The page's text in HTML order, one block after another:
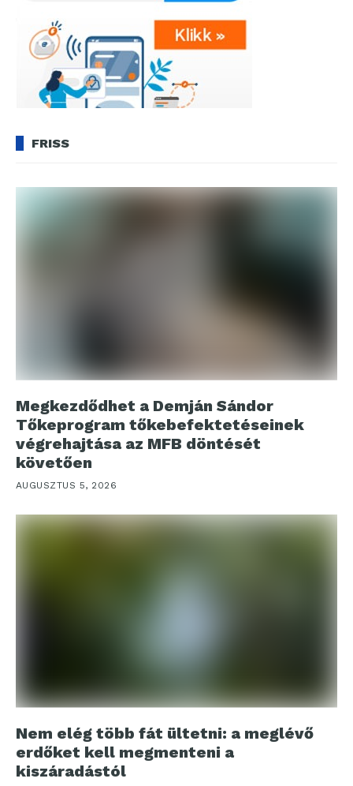
FRISS
Megkezdődhet a Demján Sándor
Tőkeprogram tőkebefektetéseinek
végrehajtása az MFB döntését
követően
AUGUSZTUS 5, 2026
Nem elég több fát ültetni: a meglévő
erdőket kell megmenteni a
kiszáradástól